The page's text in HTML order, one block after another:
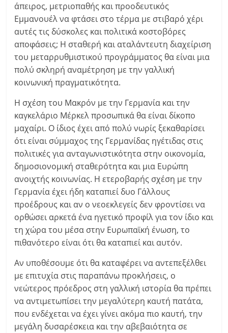
άπειρος, μετριοπαθής και προοδευτικός
Εμμανουέλ να φτάσει στο τέρμα με στιβαρό χέρι
αυτές τις δύσκολες και πολιτικά κοστοβόρες
αποφάσεις; Η σταθερή και αταλάντευτη διαχείριση
του μεταρρυθμιστικού προγράμματος θα είναι μια
πολύ σκληρή αναμέτρηση με την γαλλική
κοινωνική πραγματικότητα.
Η σχέση του Μακρόν με την Γερμανία και την
καγκελάριο Μέρκελ προσωπικά θα είναι δίκοπο
μαχαίρι. Ο ίδιος έχει από πολύ νωρίς ξεκαθαρίσει
ότι είναι σύμμαχος της Γερμανίδας ηγέτιδας στις
πολιτικές για ανταγωνιστικότητα στην οικονομία,
δημοσιονομική σταθερότητα και μια Ευρώπη
ανοιχτής κοινωνίας. Η ετεροβαρής σχέση με την
Γερμανία έχει ήδη καταπιεί δυο Γάλλους
προέδρους και αν ο νεοεκλεγείς δεν φροντίσει να
ορθώσει αρκετά ένα ηγετικό προφίλ για τον ίδιο και
τη χώρα του μέσα στην Ευρωπαϊκή ένωση, το
πιθανότερο είναι ότι θα καταπιεί και αυτόν.
Αν υποθέσουμε ότι θα καταφέρει να αντεπεξέλθει
με επιτυχία στις παραπάνω προκλήσεις, ο
νεώτερος πρόεδρος στη γαλλική ιστορία θα πρέπει
να αντιμετωπίσει την μεγαλύτερη καυτή πατάτα,
που ενδέχεται να έχει γίνει ακόμα πιο καυτή, την
μεγάλη δυσαρέσκεια και την αβεβαιότητα σε